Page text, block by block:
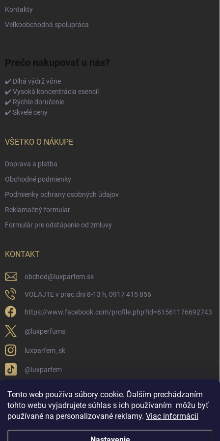
Tento web používa súbory cookie. Ďalším prechádzaním
tohto webu vyjadrujete súhlas s ich používaním môžu byť
používané na personalizované reklamy. Viac informácií
Kontakty
Veľkoobchodná spolupráca
Prečo nakupovať u nás?
✔️ Dlhá výdrž vône
✔️ Vysoká koncentrácia esencií
✔️ Rýchle doručenie
✔️ Skvelé ceny
VŠETKO O NÁKUPE
Doprava a platba
Obchodné podmienky
Podmienky ochrany osobných údajov
Reklamačný formular
Formulár pre odstúpenie od zmluvy
KONTAKT
obchod@ luxparfem.sk
VOLAJTE v prac.dni 8-13 h, 0917 415 856
https://www.facebook.com/profile.php?id=61561176692743
@luxperfums
luxparfem_sk
@luxparfem
LUX PARFÉM NOVÁKY
Lux Parfém Skupina na FB
Lux Parfum - Česká Republika
Lux Parfumok - Hungary